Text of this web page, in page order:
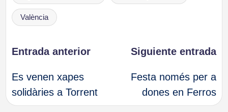
València
Navegación
de
Entrada anterior
Es venen xapes
solidàries a Torrent
Siguiente entrada
Festa només per a
dones en Ferros